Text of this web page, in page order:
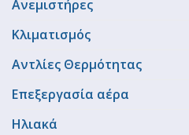
Ανεμιστήρες
Κλιματισμός
Αντλίες Θερμότητας
Επεξεργασία αέρα
Ηλιακά